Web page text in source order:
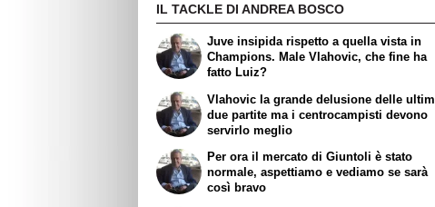
IL TACKLE DI ANDREA BOSCO
Juve insipida rispetto a quella vista in
Champions. Male Vlahovic, che fine ha
fatto Luiz?
Vlahovic la grande delusione delle
due partite ma i centrocampisti devono
servirlo meglio
Per ora il mercato di Giuntoli è stato
normale, aspettiamo e vediamo se sarà
così bravo